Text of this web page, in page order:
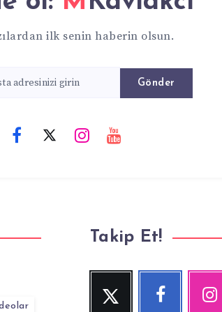
ilk senin haberin olsun.
Gönder
Takip Et!
Twitter
Beni
Facebook